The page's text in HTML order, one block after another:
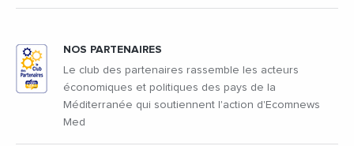
NOS PARTENAIRES
Le club des partenaires rassemble les acteurs
économiques et politiques des pays de la
Méditerranée qui soutiennent l'action d'Ecomnews
Med